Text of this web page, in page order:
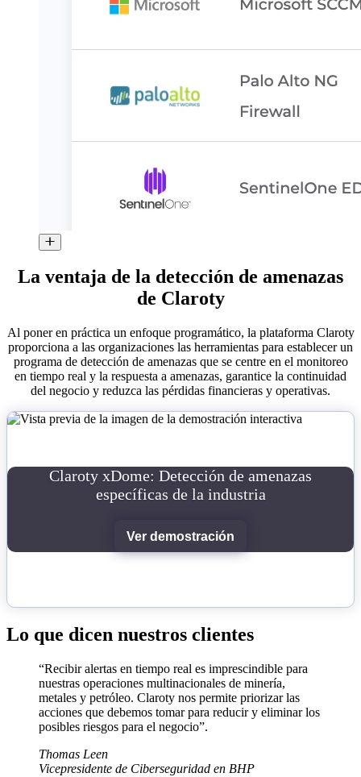
La ventaja de la detección de amenazas
de Claroty
Al poner en práctica un enfoque programático, la plataforma Claroty
proporciona a las organizaciones las herramientas para establecer un
programa de detección de amenazas que se centre en el monitoreo
en tiempo real y la respuesta a amenazas, garantice la continuidad
del negocio y reduzca las pérdidas financieras y operativas.
Claroty xDome: Detección de amenazas
específicas de la industria
Ver demostración
Lo que dicen nuestros clientes
“Recibir alertas en tiempo real es imprescindible para
nuestras operaciones multinacionales de minería,
metales y petróleo. Claroty nos permite priorizar las
acciones que debemos tomar para reducir y eliminar los
posibles riesgos para el negocio”.
Thomas Leen
Vicepresidente de Ciberseguridad en BHP